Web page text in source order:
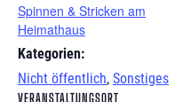
Spinnen & Stricken am
Heimathaus
Kategorien:
Nicht öffentlich, Sonstiges
VERANSTALTUNGSORT